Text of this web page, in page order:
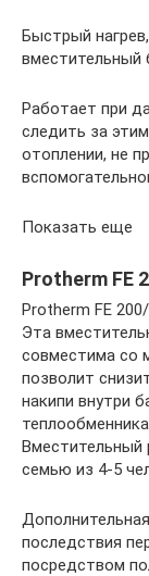
Быстрый
вместительный
Работает при
следить за
отоплении, не
Показать еще
Protherm FE
Protherm FE
Эта
совместима со
позволит
накипи внутри
Вместительный
семью из 4-5
последствия
посредством